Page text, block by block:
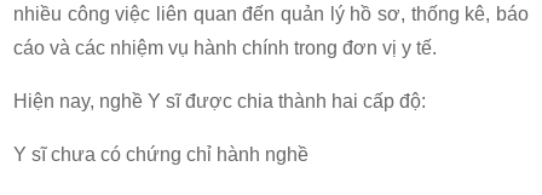
nhiều công việc liên quan đến quản lý hồ sơ, thống kê, báo
cáo và các nhiệm vụ hành chính trong đơn vị y tế.
Hiện nay, nghề Y sĩ được chia thành hai cấp độ:
Y sĩ chưa có chứng chỉ hành nghề